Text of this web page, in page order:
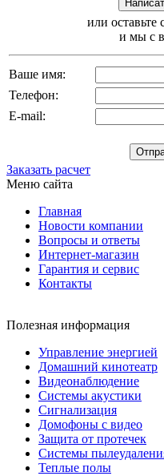
или
и мы с
Ваше имя:
Телефон:
E-mail:
Заказать расчет
Меню сайта
Главная
Новости компании
Вопросы и ответы
Интернет-магазин
Гарантия и сервис
Контакты
Полезная информация
Управление энергией
Домашний кинотеатр
Видеонаблюдение
Системы акустики
Сигнализация
Домофоны с видео
Защита от протечек
Системы
Теплые полы